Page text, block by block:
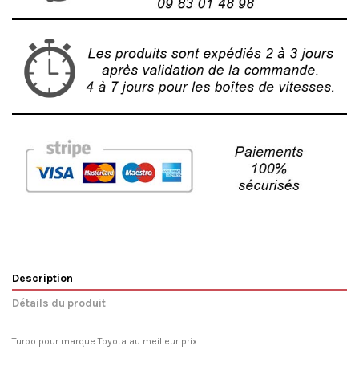
Description
Détails du produit
Turbo pour marque Toyota au meilleur prix.